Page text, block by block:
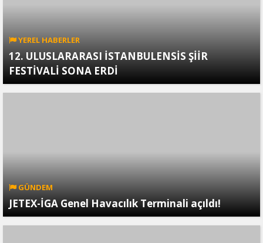
YEREL HABERLER
12. ULUSLARARASI İSTANBULENSİS ŞİİR
FESTİVALİ SONA ERDİ
GÜNDEM
JETEX-İGA Genel Havacılık Terminali açıldı!